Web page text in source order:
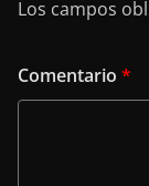
Los campos
Comentario *